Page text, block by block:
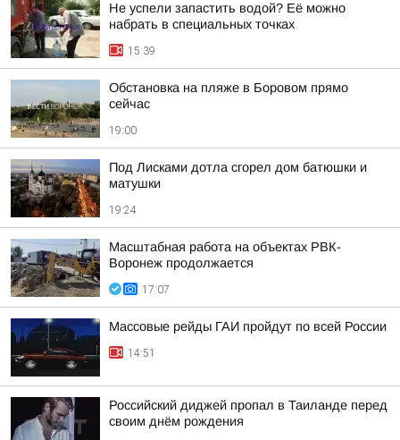
Не успели запастить водой? Её можно
набрать в специальных точках
15:39
Обстановка на пляже в Боровом прямо
сейчас
19:00
Под Лисками дотла сгорел дом батюшки и
матушки
19:24
Масштабная работа на объектах РВК-
Воронеж продолжается
17:07
Массовые рейды ГАИ пройдут по всей России
14:51
Российский диджей пропал в Таиланде перед
своим днём рождения